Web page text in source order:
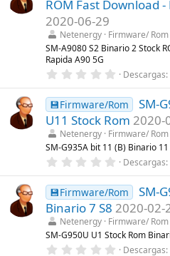
)s
e
l
s
)
ROM Fast Download
2020-06-29
Netenergy Firmware/ Rom
SM-A9080 S2 Binario 2 Stock
Rapida A90 5G
0
0
0
e
s
t
r
e
l
a
(
s
)
Descargas
💾Firmware/Rom
SM-
U11 Stock Rom 2020-
Netenergy Firmware/ Rom
SM-G935A bit 11 (B) Binario
0
0
0
e
s
t
r
e
Descargas
💾Firmware/Rom
SM-
Binario 7 S8 2020-02-
Netenergy Firmware/ Rom
SM-G950U U1 Stock Rom
0 Descargas